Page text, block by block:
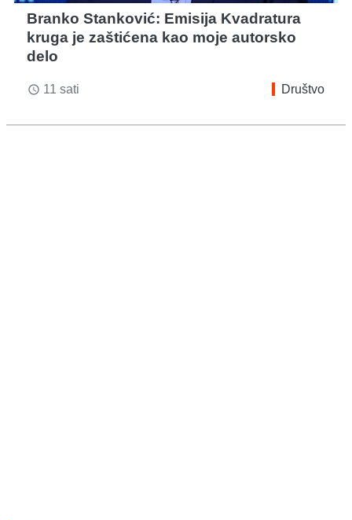
Branko Stanković: Emisija Kvadratura
kruga je zaštićena kao moje autorsko
delo
access_time 11 sati Društvo